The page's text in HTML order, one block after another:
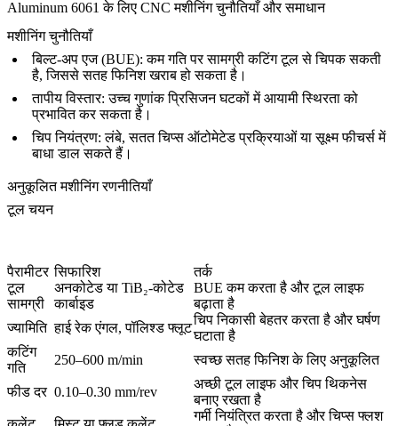
Aluminum 6061 के लिए CNC मशीनिंग चुनौतियाँ और समाधान
मशीनिंग चुनौतियाँ
बिल्ट-अप एज (BUE): कम गति पर सामग्री कटिंग टूल से चिपक सकती
है, जिससे सतह फिनिश खराब हो सकता है।
तापीय विस्तार: उच्च गुणांक प्रिसिजन घटकों में आयामी स्थिरता को
प्रभावित कर सकता है।
चिप नियंत्रण: लंबे, सतत चिप्स ऑटोमेटेड प्रक्रियाओं या सूक्ष्म फीचर्स में
बाधा डाल सकते हैं।
अनुकूलित मशीनिंग रणनीतियाँ
टूल चयन
पैरामीटर सिफारिश
तर्क
टूल
सामग्री
अनकोटेड या TiB₂-कोटेड
कार्बाइड
BUE कम करता है और टूल लाइफ
बढ़ाता है
ज्यामिति हाई रेक एंगल, पॉलिश्ड फ्लूट
चिप निकासी बेहतर करता है और घर्षण
घटाता है
कटिंग
गति
250–600 m/min स्वच्छ सतह फिनिश के लिए अनुकूलित
फीड दर 0.10–0.30 mm/rev
अच्छी टूल लाइफ और चिप थिकनेस
बनाए रखता है
गर्मी नियंत्रित करता है और चिप्स फ्लश